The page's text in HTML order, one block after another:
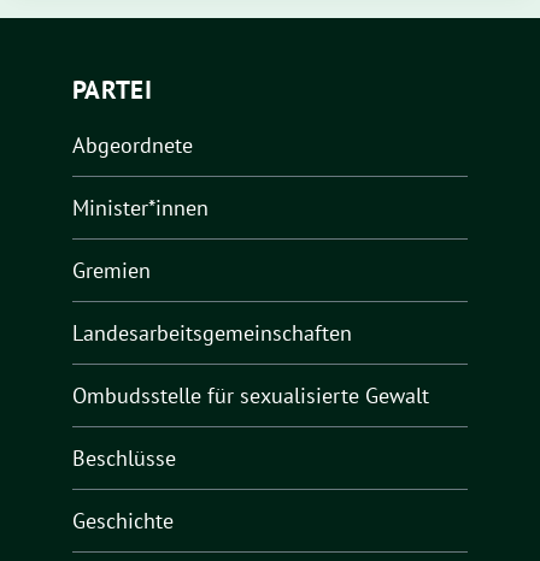
PARTEI
Abgeordnete
Minister*innen
Gremien
Landesarbeitsgemeinschaften
Ombudsstelle für sexualisierte Gewalt
Beschlüsse
Geschichte